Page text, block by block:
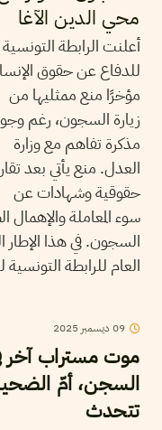
محي الدين الآغا
أعلنت الرابطة التونسية
للدفاع عن حقوق
مؤخرًا منع ممثليها من
زيارة السجون، رغم
مذكرة تفاهم مع وزارة
العدل. منع يأتي بعد
حقوقية وشهادات عن
سوء المعاملة
السجون. في هذا الإطار
العام للرابطة
09 ديسمبر 2025
موت مستراب آخر
السجن، أمّ
تتحدث